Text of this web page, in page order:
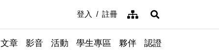
登入 註冊 網站導覽展開搜尋
文章 影音 活動 學生專區 夥伴 認證